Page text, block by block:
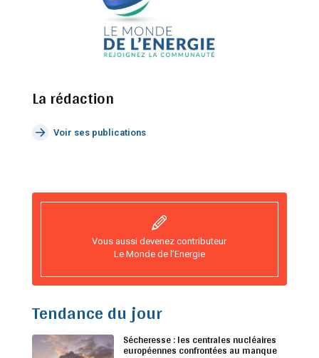
La rédaction
Voir ses publications
Vous aussi devenez contributeur
Le Monde de l’Energie
Tendance du jour
Sécheresse : les centrales nucléaires
européennes confrontées au manque